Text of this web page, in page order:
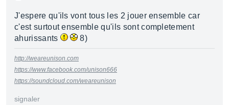
J'espere qu'ils vont tous les 2 jouer ensemble car
c'est surtout ensemble qu'ils sont completement
ahurissants
8)
http://weareunison.com
https://www.facebook.com/unison666
https://soundcloud.com/weareunison
signaler